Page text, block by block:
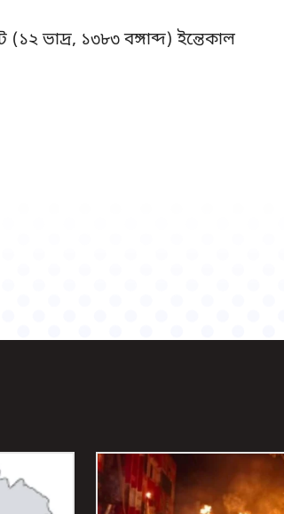
ভাদ্র, ১৩৮৩ বঙ্গাব্দ) ইন্তেকাল